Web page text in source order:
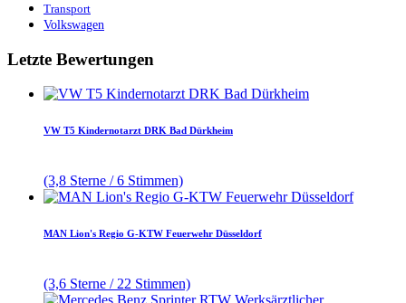
Transport
Volkswagen
Letzte Bewertungen
VW T5 Kindernotarzt DRK Bad Dürkheim
(3,8 Sterne / 6 Stimmen)
MAN Lion's Regio G-KTW Feuerwehr Düsseldorf
(3,6 Sterne / 22 Stimmen)